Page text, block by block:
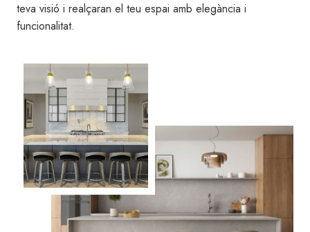
teva visió i realçaran el teu espai amb elegància i
funcionalitat.